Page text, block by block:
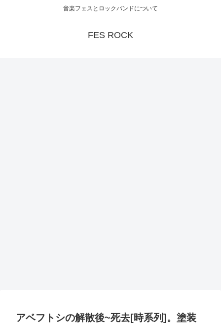
音楽フェスとロックバンドについて
FES ROCK
アベフトシの解散後~死去[時系列]。塗装